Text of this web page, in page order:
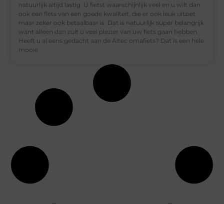
natuurlijk altijd lastig. U fietst waarschijnlijk veel en u wilt dan
ook een fiets van een goede kwaliteit, die er ook leuk uitziet
maar zeker ook betaalbaar is. Dat is natuurlijk super belangrijk
want alleen dan zult u veel plezier van uw fiets gaan hebben.
Heeft u al eens gedacht aan de Altec omafiets? Dat is een hele
mooie